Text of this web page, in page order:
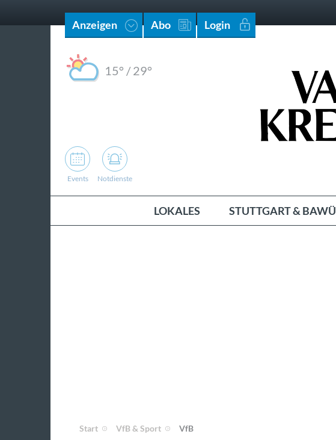
Anzeigen Abo Login
15° /29°
Events Notdienste
LOKALES STUTTGART & BAWÜ
Start VfB & Sport VfB